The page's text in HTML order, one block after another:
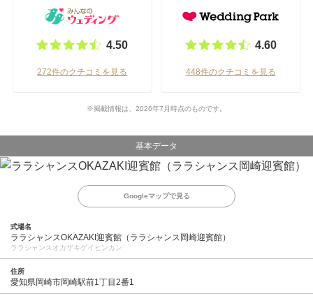
4.50
272件のクチコミを見る
4.60
448件のクチコミを見る
※掲載情報は、2026年7月時点のものです。
基本データ
Googleマップで見る
式場名
ララシャンスOKAZAKI迎賓館（ララシャンス岡崎迎賓館）
ララシャンスオカザキゲイヒンカン
住所
愛知県岡崎市岡崎駅前1丁目2番1